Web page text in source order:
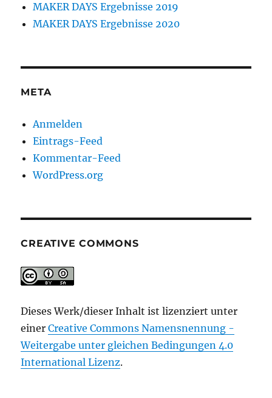
MAKER DAYS Ergebnisse 2019
MAKER DAYS Ergebnisse 2020
META
Anmelden
Eintrags-Feed
Kommentar-Feed
WordPress.org
CREATIVE COMMONS
Dieses Werk/dieser Inhalt ist lizenziert unter
einerCreative Commons Namensnennung -
Weitergabe unter gleichen Bedingungen 4.0
International Lizenz.